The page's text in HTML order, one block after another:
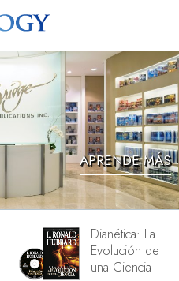
APRENDE MÁS
Dianética: La
Evolución de
una Ciencia